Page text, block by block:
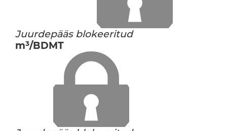
Juurdepääs blokeeritud
m³/BDMT